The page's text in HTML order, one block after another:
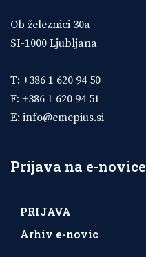
Ob železnici 30a
SI-1000 Ljubljana
T: +386 1 620 94 50
F: +386 1 620 94 51
E: info@cmepius.si
Prijava na e-novice
PRIJAVA
Arhiv e-novic